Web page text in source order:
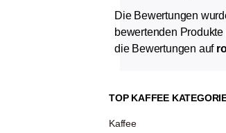
Die Bewertungen
bewertenden
die Bewertungen auf